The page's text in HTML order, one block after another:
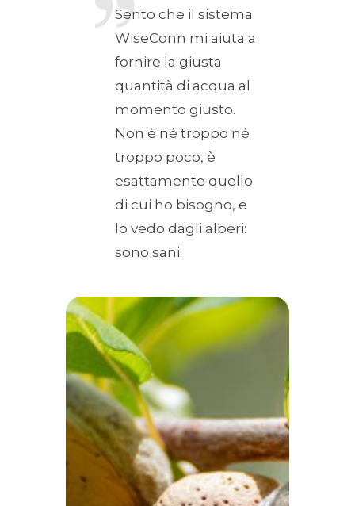
Sento che il sistema
WiseConn mi aiuta a
fornire la giusta
quantità di acqua al
momento giusto.
Non è né troppo né
troppo poco, è
esattamente quello
di cui ho bisogno, e
lo vedo dagli alberi:
sono sani.